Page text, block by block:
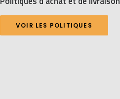
VOIR LES POLITIQUES